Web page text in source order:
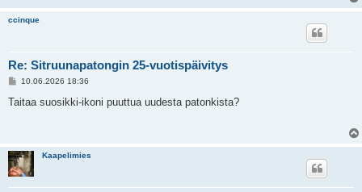
ccinque
Re: Sitruunapatongin 25-vuotispäivitys
V
e
10.06.2026 18:36
Taitaa suosikki-ikoni puuttua uudesta patonkista?
Kaapelimies